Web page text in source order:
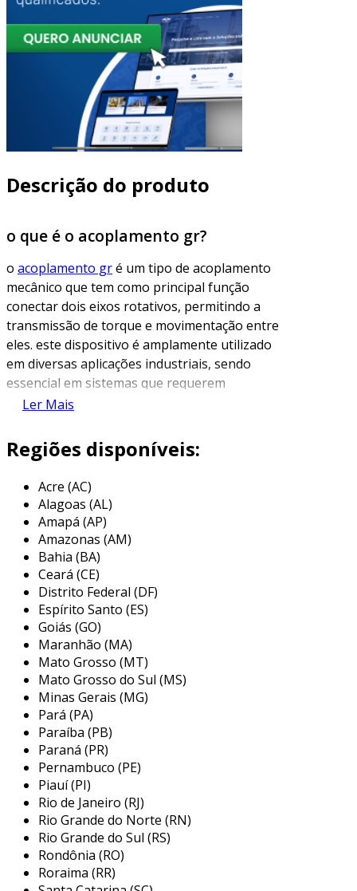
Descrição do produto
o que é o acoplamento gr?
o acoplamento gré um tipo de acoplamento
mecânico que tem como principal função
conectar dois eixos rotativos, permitindo a
transmissão de torque e movimentação entre
eles. este dispositivo é amplamente utilizado
em diversas aplicações industriais, sendo
essencial em sistemas que requerem
alinhamento rígido e alta eficiência. o design do
desalinhamentos angulares e axiais, o que
contribui para a durabilidade e bom
funcionamento dos equipamentos.
a resolução desses desalinhamentos é
importante para evitar desgastes prematuros
em componentes como mancais e motores,
garantindo que a operação dos sistemas seja
contínua e confiável. os acoplamentos gr são
projetados para suportar alta carga e
variabilidade de movimento, tornando-se uma
solução robusta em máquinas e equipamentos
industriais.
principais aplicações do
acoplamento gr
o acoplamento gr apresenta uma versatilidade
significativa e pode ser utilizado em várias
indústrias. suas propriedades de resistência e
flexibilidade o tornam adequado para diversas
aplicações. entre as principais seções onde ele
pode ser integrado, destacam-se:
indústria de máquinas:
Ler Mais
Regiões disponíveis:
Acre (AC)
Alagoas (AL)
Amapá (AP)
Amazonas (AM)
Bahia (BA)
Ceará (CE)
Distrito Federal (DF)
Espírito Santo (ES)
Goiás (GO)
Maranhão (MA)
Mato Grosso (MT)
Mato Grosso do Sul (MS)
Minas Gerais (MG)
Pará (PA)
Paraíba (PB)
Paraná (PR)
Pernambuco (PE)
Piauí (PI)
Rio de Janeiro (RJ)
Rio Grande do Norte (RN)
Rio Grande do Sul (RS)
Rondônia (RO)
Roraima (RR)